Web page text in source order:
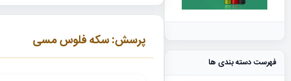
پرسش: سکه فلوس مسی
فهرست دسته بندی ها